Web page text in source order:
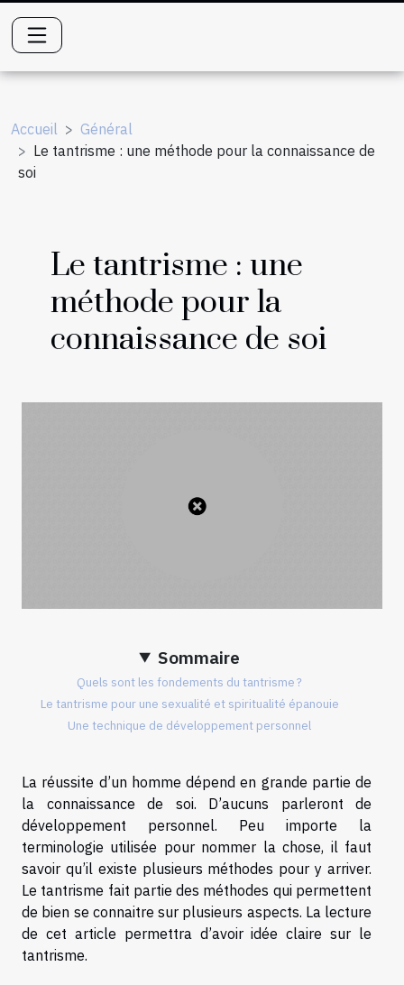
Accueil
Général
Le tantrisme : une méthode pour la connaissance de
soi
Le tantrisme : une
méthode pour la
connaissance de soi
Sommaire
Quels sont les fondements du tantrisme ?
Le tantrisme pour une sexualité et spiritualité épanouie
Une technique de développement personnel
La réussite d’un homme dépend en grande partie de
la connaissance de soi. D’aucuns parleront de
développement personnel. Peu importe la
terminologie utilisée pour nommer la chose, il faut
savoir qu’il existe plusieurs méthodes pour y arriver.
Le tantrisme fait partie des méthodes qui permettent
de bien se connaitre sur plusieurs aspects. La lecture
de cet article permettra d’avoir idée claire sur le
tantrisme.